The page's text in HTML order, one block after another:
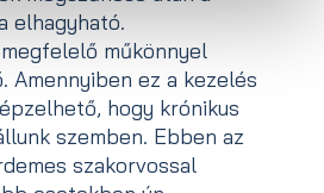
elhagyható.
műkönnyel
Amennyiben ez a kezelés
hogy krónikus
szemben. Ebben az
szakorvossal